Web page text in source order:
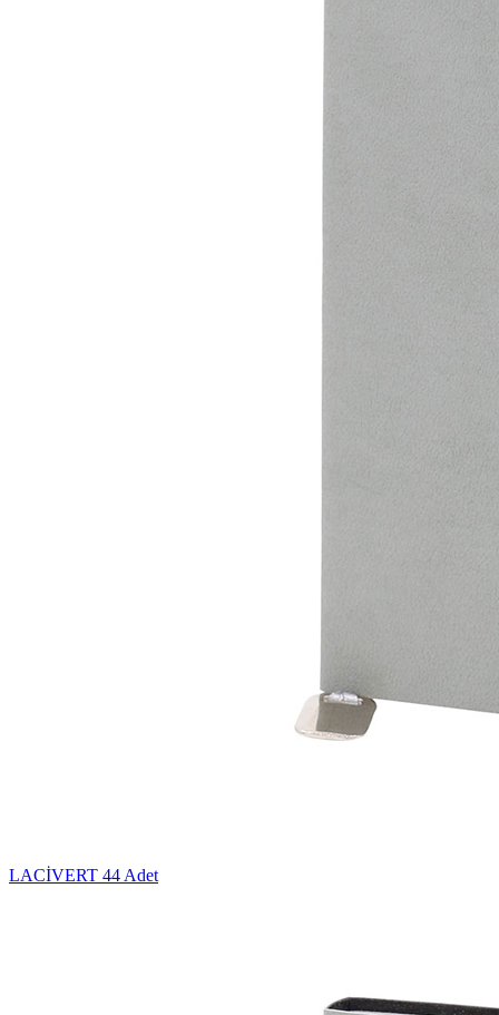
LACİVERT 44 Adet